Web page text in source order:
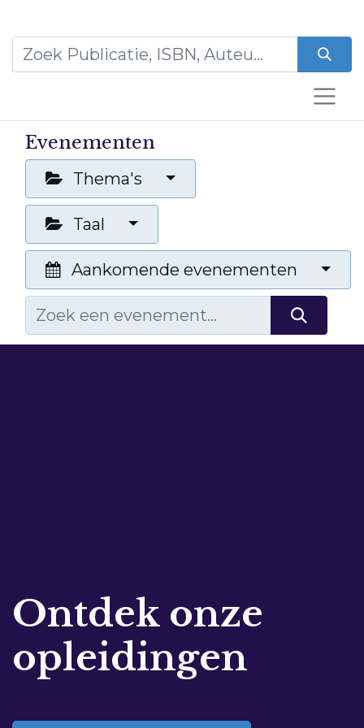
Evenementen
Thema's
Taal
Aankomende evenementen
Ontdek onze
opleidingen